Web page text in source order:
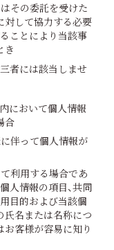
その委託を受けた
対して協力する必要
ことにより当該事
き
者には該当しませ
において個人情報
合
に伴って個人情報が
利用する場合であ
人情報の項目、共同
目的および当該個
氏名または名称につ
お客様が容易に知り